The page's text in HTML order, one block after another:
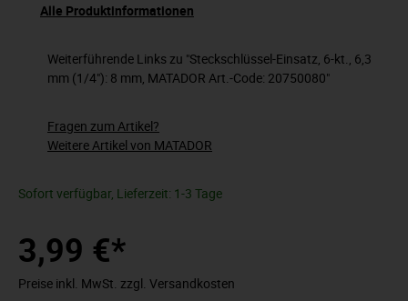
Alle Produktinformationen
Weiterführende Links zu "Steckschlüssel-Einsatz, 6-kt., 6,3
mm (1/4"): 8 mm, MATADOR Art.-Code: 20750080"
Fragen zum Artikel?
Weitere Artikel von MATADOR
Sofort verfügbar, Lieferzeit: 1-3 Tage
3,99 €*
Preise inkl. MwSt. zzgl. Versandkosten